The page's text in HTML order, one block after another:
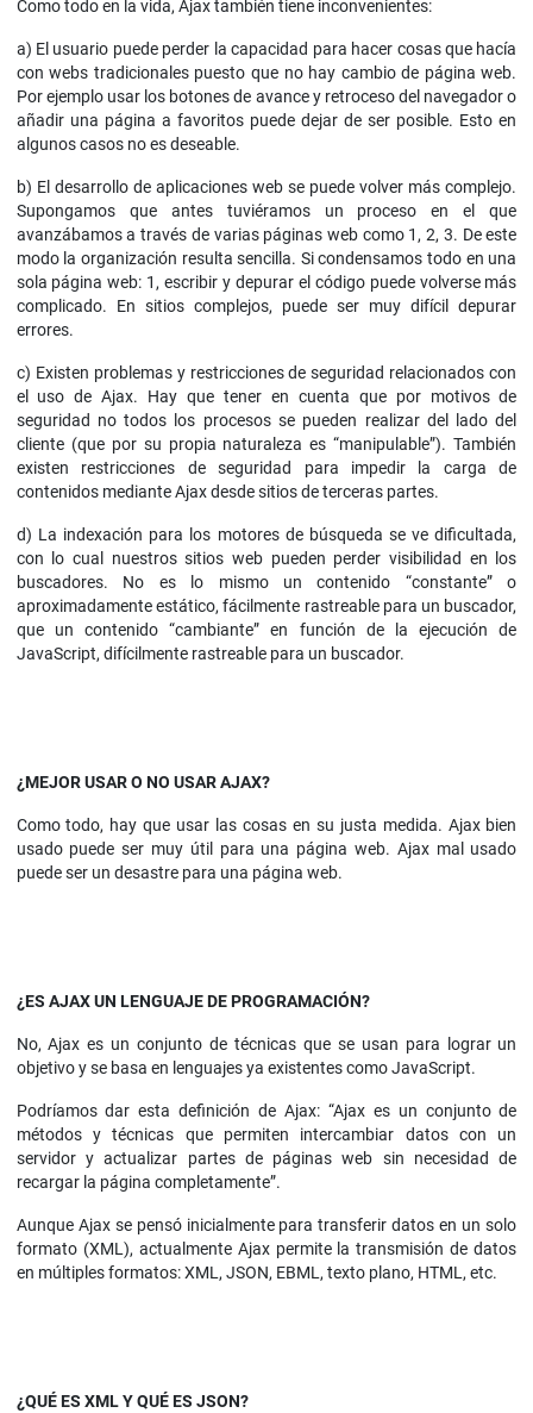
Como todo en la vida, Ajax también tiene inconvenientes:
a) El usuario puede perder la capacidad para hacer cosas que hacía
con webs tradicionales puesto que no hay cambio de página web.
Por ejemplo usar los botones de avance y retroceso del navegador o
añadir una página a favoritos puede dejar de ser posible. Esto en
algunos casos no es deseable.
b) El desarrollo de aplicaciones web se puede volver más complejo.
Supongamos que antes tuviéramos un proceso en el que
avanzábamos a través de varias páginas web como 1, 2, 3. De este
modo la organización resulta sencilla. Si condensamos todo en una
sola página web: 1, escribir y depurar el código puede volverse más
complicado. En sitios complejos, puede ser muy difícil depurar
errores.
c) Existen problemas y restricciones de seguridad relacionados con
el uso de Ajax. Hay que tener en cuenta que por motivos de
seguridad no todos los procesos se pueden realizar del lado del
cliente (que por su propia naturaleza es “manipulable”). También
existen restricciones de seguridad para impedir la carga de
contenidos mediante Ajax desde sitios de terceras partes.
d) La indexación para los motores de búsqueda se ve dificultada,
con lo cual nuestros sitios web pueden perder visibilidad en los
buscadores. No es lo mismo un contenido “constante” o
aproximadamente estático, fácilmente rastreable para un buscador,
que un contenido “cambiante” en función de la ejecución de
JavaScript, difícilmente rastreable para un buscador.
¿MEJOR USAR O NO USAR AJAX?
Como todo, hay que usar las cosas en su justa medida. Ajax bien
usado puede ser muy útil para una página web. Ajax mal usado
puede ser un desastre para una página web.
¿ES AJAX UN LENGUAJE DE PROGRAMACIÓN?
No, Ajax es un conjunto de técnicas que se usan para lograr un
objetivo y se basa en lenguajes ya existentes como JavaScript.
Podríamos dar esta definición de Ajax: “Ajax es un conjunto de
métodos y técnicas que permiten intercambiar datos con un
servidor y actualizar partes de páginas web sin necesidad de
recargar la página completamente”.
Aunque Ajax se pensó inicialmente para transferir datos en un solo
formato (XML), actualmente Ajax permite la transmisión de datos
en múltiples formatos: XML, JSON, EBML, texto plano, HTML, etc.
¿QUÉ ES XML Y QUÉ ES JSON?